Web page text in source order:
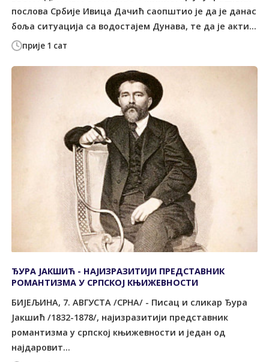
прије 1 сат
послова Србије Ивица Дачић саопштио је да је данас
боља ситуација са водостајем Дунава, те да је акти...
ЂУРА ЈАКШИЋ - НАЈИЗРАЗИТИЈИ ПРЕДСТАВНИК
РОМАНТИЗМА У СРПСКОЈ КЊИЖЕВНОСТИ
БИЈЕЉИНА, 7. АВГУСТА /СРНА/ - Писац и сликар Ђура
Јакшић /1832-1878/, најизразитији представник
романтизма у српској књижевности и један од
најдаровит...